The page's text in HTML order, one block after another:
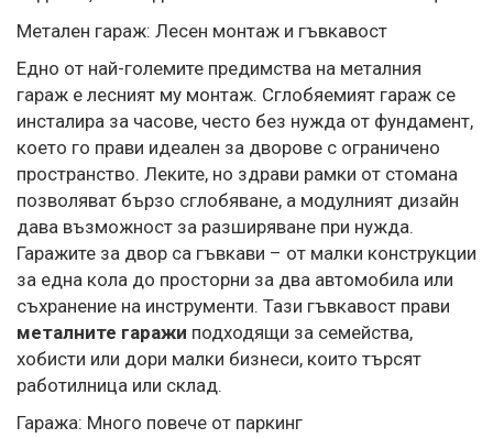
Метален гараж: Лесен монтаж и гъвкавост
Едно от най-големите предимства на металния
гараж е лесният му монтаж. Сглобяемият гараж се
инсталира за часове, често без нужда от фундамент,
което го прави идеален за дворове с ограничено
пространство. Леките, но здрави рамки от стомана
позволяват бързо сглобяване, а модулният дизайн
дава възможност за разширяване при нужда.
Гаражите за двор са гъвкави – от малки конструкции
за една кола до просторни за два автомобила или
съхранение на инструменти. Тази гъвкавост прави
металните гаражи подходящи за семейства,
хобисти или дори малки бизнеси, които търсят
работилница или склад.
Гаража: Много повече от паркинг